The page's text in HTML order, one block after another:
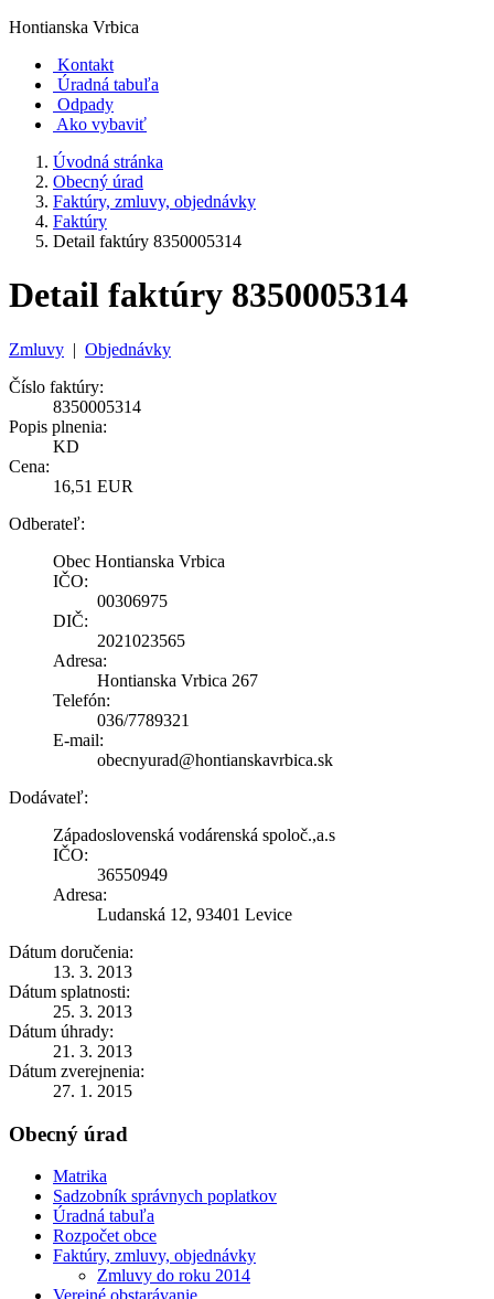
Hontianska Vrbica
Kontakt
Úradná tabuľa
Odpady
Ako vybaviť
Úvodná stránka
Obecný úrad
Faktúry, zmluvy, objednávky
Faktúry
Detail faktúry 8350005314
Detail faktúry 8350005314
Zmluvy | Objednávky
Číslo faktúry:
8350005314
Popis plnenia:
KD
Cena:
16,51 EUR
Odberateľ:
Obec Hontianska Vrbica
IČO:
00306975
DIČ:
2021023565
Adresa:
Hontianska Vrbica 267
Telefón:
036/7789321
E-mail:
obecnyurad@hontianskavrbica.sk
Dodávateľ:
Západoslovenská vodárenská spoloč.,a.s
IČO:
36550949
Adresa:
Ludanská 12, 93401 Levice
Dátum doručenia:
13. 3. 2013
Dátum splatnosti:
25. 3. 2013
Dátum úhrady:
21. 3. 2013
Dátum zverejnenia:
27. 1. 2015
Obecný úrad
Matrika
Sadzobník správnych poplatkov
Úradná tabuľa
Rozpočet obce
Faktúry, zmluvy, objednávky
Zmluvy do roku 2014